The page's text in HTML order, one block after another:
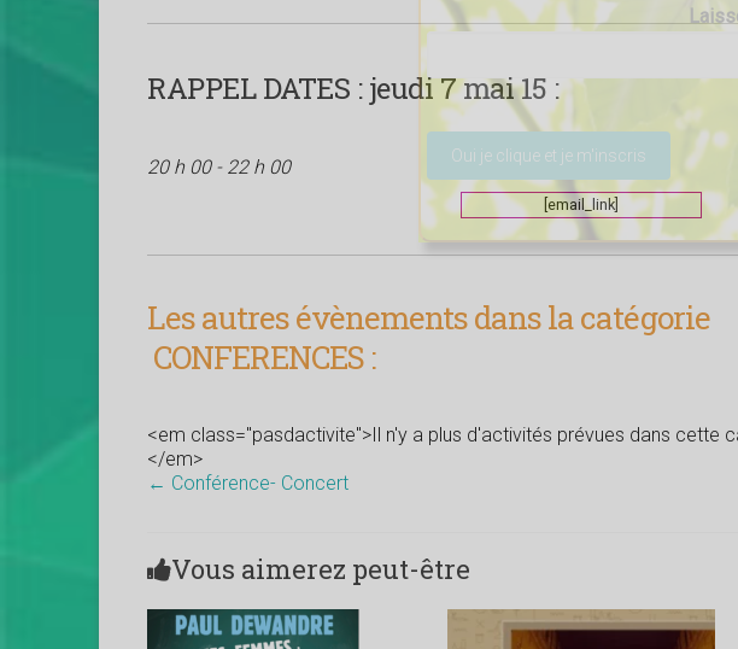
RAPPEL DATES :jeudi 7 mai 15 :
20 h 00 - 22 h 00
[email_link]
Les autres évènements dans la catégorie
CONFERENCES :
<em class="pasdactivite">Il n'y a plus d'activités prévues dans cette
</em>
← Conférence- Concert
Vous aimerez peut-être
Veuillez laisser ce champ vide.